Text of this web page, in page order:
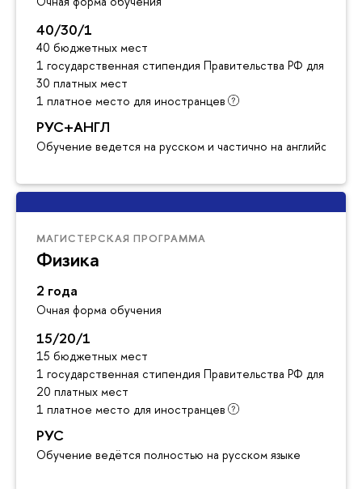
40/30/1
40 бюджетных мест
1 государственная стипендия Правительства РФ для
30 платных мест
1 платное место для иностранцев
РУС+АНГЛ
Обучение ведется на русском и частично на английском
МАГИСТЕРСКАЯ ПРОГРАММА
Физика
2 года
Очная форма обучения
15/20/1
15 бюджетных мест
1 государственная стипендия Правительства РФ для
20 платных мест
1 платное место для иностранцев
РУС
Обучение ведётся полностью на русском языке